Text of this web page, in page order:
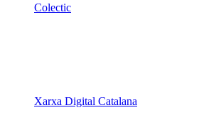
Colectic
Xarxa Digital Catalana